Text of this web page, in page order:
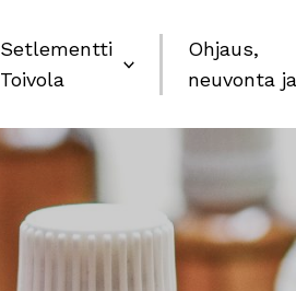
Setlementti
Toivola
Ohjaus,
neuvonta